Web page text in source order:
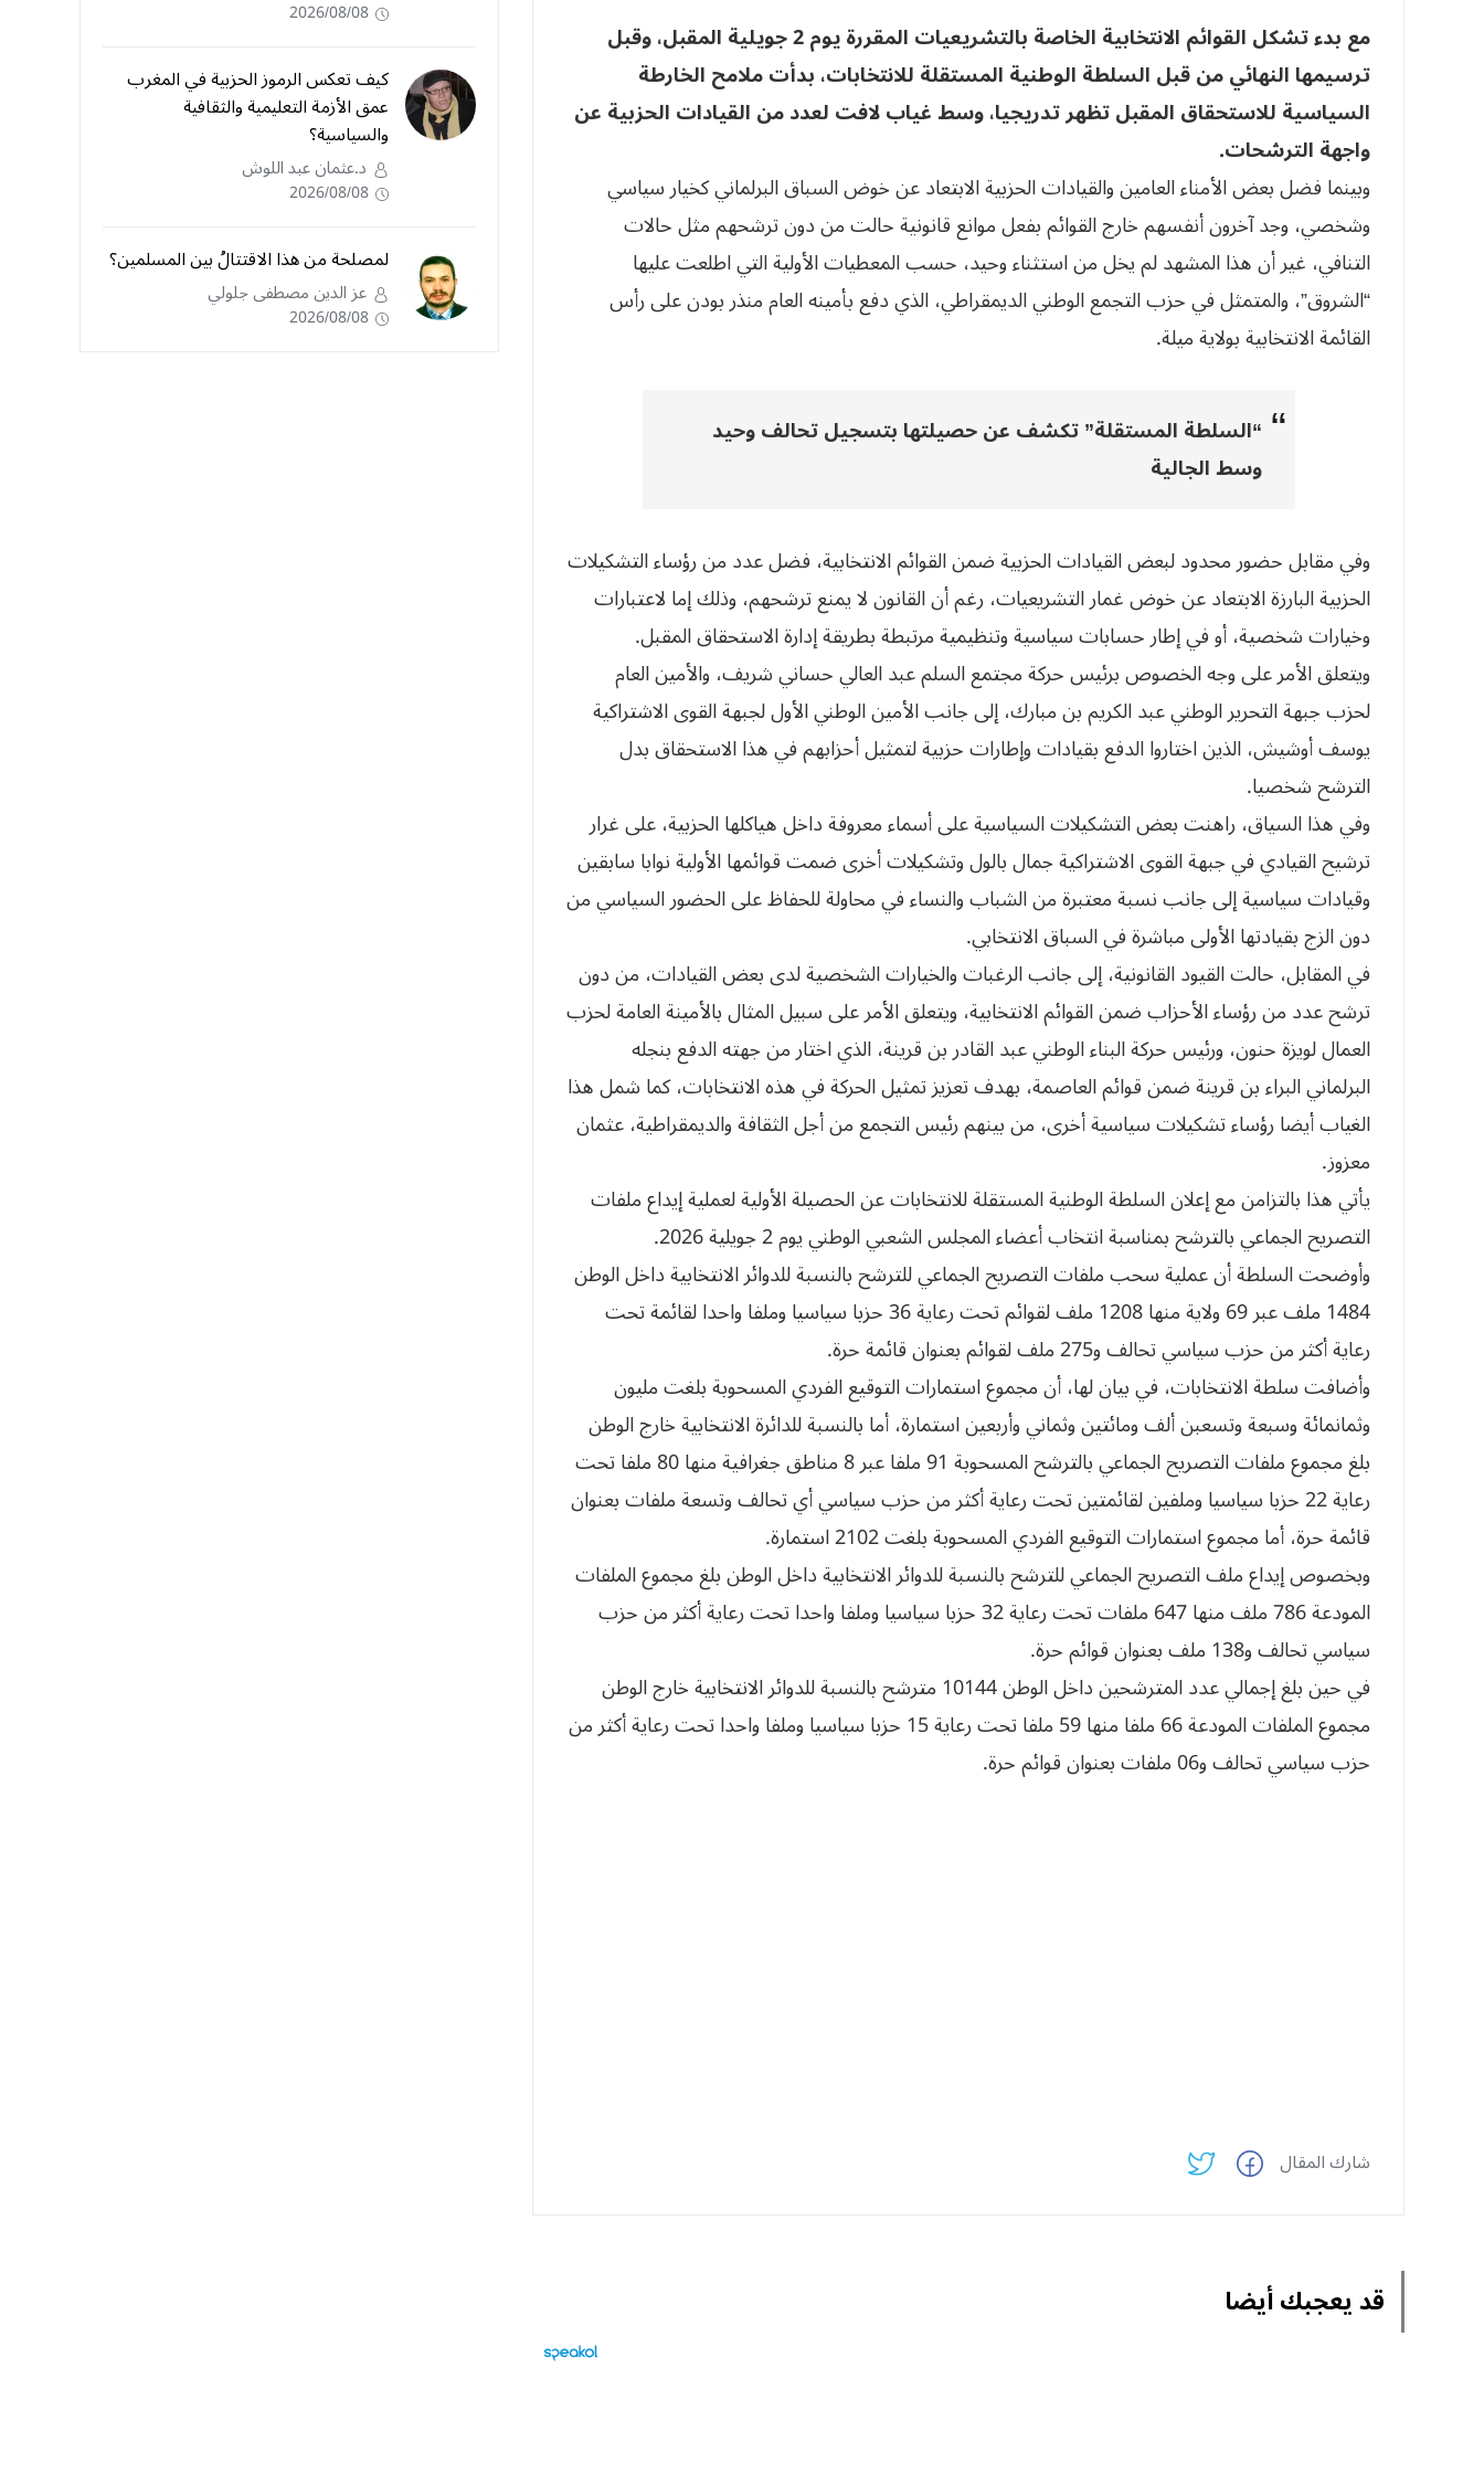
مع بدء تشكل القوائم الانتخابية الخاصة بالتشريعيات المقررة يوم 2 جويلية المقبل، وقبل
ترسيمها النهائي من قبل السلطة الوطنية المستقلة للانتخابات، بدأت ملامح الخارطة
السياسية للاستحقاق المقبل تظهر تدريجيا، وسط غياب لافت لعدد من القيادات الحزبية عن
واجهة الترشحات.
وبينما فضل بعض الأمناء العامين والقيادات الحزبية الابتعاد عن خوض السباق البرلماني كخيار سياسي
وشخصي، وجد آخرون أنفسهم خارج القوائم بفعل موانع قانونية حالت من دون ترشحهم مثل حالات
التنافي، غير أن هذا المشهد لم يخل من استثناء وحيد، حسب المعطيات الأولية التي اطلعت عليها
“الشروق”، والمتمثل في حزب التجمع الوطني الديمقراطي، الذي دفع بأمينه العام منذر بودن على رأس
القائمة الانتخابية بولاية ميلة.
“السلطة المستقلة” تكشف عن حصيلتها بتسجيل تحالف وحيد
وسط الجالية
وفي مقابل حضور محدود لبعض القيادات الحزبية ضمن القوائم الانتخابية، فضل عدد من رؤساء التشكيلات
الحزبية البارزة الابتعاد عن خوض غمار التشريعيات، رغم أن القانون لا يمنع ترشحهم، وذلك إما لاعتبارات
وخيارات شخصية، أو في إطار حسابات سياسية وتنظيمية مرتبطة بطريقة إدارة الاستحقاق المقبل.
ويتعلق الأمر على وجه الخصوص برئيس حركة مجتمع السلم عبد العالي حساني شريف، والأمين العام
لحزب جبهة التحرير الوطني عبد الكريم بن مبارك، إلى جانب الأمين الوطني الأول لجبهة القوى الاشتراكية
يوسف أوشيش، الذين اختاروا الدفع بقيادات وإطارات حزبية لتمثيل أحزابهم في هذا الاستحقاق بدل
الترشح شخصيا.
وفي هذا السياق، راهنت بعض التشكيلات السياسية على أسماء معروفة داخل هياكلها الحزبية، على غرار
ترشيح القيادي في جبهة القوى الاشتراكية جمال بالول وتشكيلات أخرى ضمت قوائمها الأولية نوابا سابقين
وقيادات سياسية إلى جانب نسبة معتبرة من الشباب والنساء في محاولة للحفاظ على الحضور السياسي من
دون الزج بقيادتها الأولى مباشرة في السباق الانتخابي.
في المقابل، حالت القيود القانونية، إلى جانب الرغبات والخيارات الشخصية لدى بعض القيادات، من دون
ترشح عدد من رؤساء الأحزاب ضمن القوائم الانتخابية، ويتعلق الأمر على سبيل المثال بالأمينة العامة لحزب
العمال لويزة حنون، ورئيس حركة البناء الوطني عبد القادر بن قرينة، الذي اختار من جهته الدفع بنجله
البرلماني البراء بن قرينة ضمن قوائم العاصمة، بهدف تعزيز تمثيل الحركة في هذه الانتخابات، كما شمل هذا
الغياب أيضا رؤساء تشكيلات سياسية أخرى، من بينهم رئيس التجمع من أجل الثقافة والديمقراطية، عثمان
معزوز.
يأتي هذا بالتزامن مع إعلان السلطة الوطنية المستقلة للانتخابات عن الحصيلة الأولية لعملية إيداع ملفات
التصريح الجماعي بالترشح بمناسبة انتخاب أعضاء المجلس الشعبي الوطني يوم 2 جويلية 2026.
وأوضحت السلطة أن عملية سحب ملفات التصريح الجماعي للترشح بالنسبة للدوائر الانتخابية داخل الوطن
1484 ملف عبر 69 ولاية منها 1208 ملف لقوائم تحت رعاية 36 حزبا سياسيا وملفا واحدا لقائمة تحت
رعاية أكثر من حزب سياسي تحالف و275 ملف لقوائم بعنوان قائمة حرة.
وأضافت سلطة الانتخابات، في بيان لها، أن مجموع استمارات التوقيع الفردي المسحوبة بلغت مليون
وثمانمائة وسبعة وتسعبن ألف ومائتين وثماني وأربعين استمارة، أما بالنسبة للدائرة الانتخابية خارج الوطن
بلغ مجموع ملفات التصريح الجماعي بالترشح المسحوبة 91 ملفا عبر 8 مناطق جغرافية منها 80 ملفا تحت
رعاية 22 حزبا سياسيا وملفين لقائمتين تحت رعاية أكثر من حزب سياسي أي تحالف وتسعة ملفات بعنوان
قائمة حرة، أما مجموع استمارات التوقيع الفردي المسحوبة بلغت 2102 استمارة.
وبخصوص إيداع ملف التصريح الجماعي للترشح بالنسبة للدوائر الانتخابية داخل الوطن بلغ مجموع الملفات
المودعة 786 ملف منها 647 ملفات تحت رعاية 32 حزبا سياسيا وملفا واحدا تحت رعاية أكثر من حزب
سياسي تحالف و138 ملف بعنوان قوائم حرة.
في حين بلغ إجمالي عدد المترشحين داخل الوطن 10144 مترشح بالنسبة للدوائر الانتخابية خارج الوطن
مجموع الملفات المودعة 66 ملفا منها 59 ملفا تحت رعاية 15 حزبا سياسيا وملفا واحدا تحت رعاية أكثر من
حزب سياسي تحالف و06 ملفات بعنوان قوائم حرة.
شارك المقال
قد يعجبك أيضا
2026/08/08
كيف تعكس الرموز الحزبية في المغرب
عمق الأزمة التعليمية والثقافية
والسياسية؟
د.عثمان عبد اللوش
2026/08/08
لمصلحة من هذا الاقتتالُ بين المسلمين؟
عز الدين مصطفى جلولي
2026/08/08